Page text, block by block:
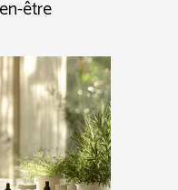
être